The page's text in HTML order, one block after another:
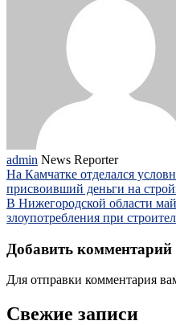
admin News Reporter
На Камчатке отделался
присвоивший деньги на
В Нижегородской области
злоупотребления при
Добавить комментарий
Для отправки комментария
Свежие записи